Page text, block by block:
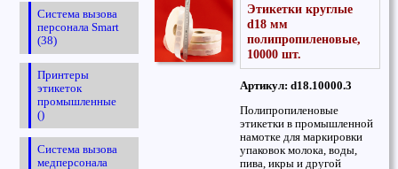
Система вызова
персонала Smart
(38)
Принтеры
этикеток
промышленные
()
Система вызова
медперсонала
Этикетки круглые
d18 мм
полипропиленовые,
10000 шт.
Артикул: d18.10000.3
Полипропиленовые
этикетки в промышленной
намотке для маркировки
упаковок молока, воды,
пива, икры и другой